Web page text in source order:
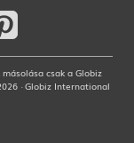
csak a Globiz
· Globiz International